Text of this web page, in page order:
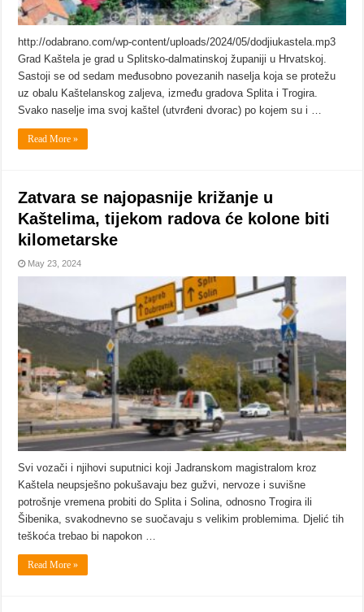
http://odabrano.com/wp-content/uploads/2024/05/dodjiukastela.mp3
Grad Kaštela je grad u Splitsko-dalmatinskoj županiji u Hrvatskoj.
Sastoji se od sedam međusobno povezanih naselja koja se protežu
uz obalu Kaštelanskog zaljeva, između gradova Splita i Trogira.
Svako naselje ima svoj kaštel (utvrđeni dvorac) po kojem su i …
Read More »
Zatvara se najopasnije križanje u
Kaštelima, tijekom radova će kolone biti
kilometarske
May 23, 2024
Svi vozači i njihovi suputnici koji Jadranskom magistralom kroz
Kaštela neupsješno pokušavaju bez gužvi, nervoze i suvišne
potrošnje vremena probiti do Splita i Solina, odnosno Trogira ili
Šibenika, svakodnevno se suočavaju s velikim problemima. Djelić tih
teškoća trebao bi napokon …
Read More »